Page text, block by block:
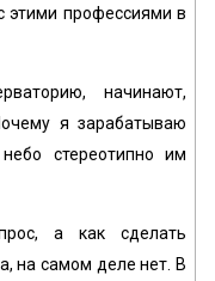
этими профессиями в
начинают,
я зарабатываю
стереотипно им
а как сделать
на самом деле нет. В